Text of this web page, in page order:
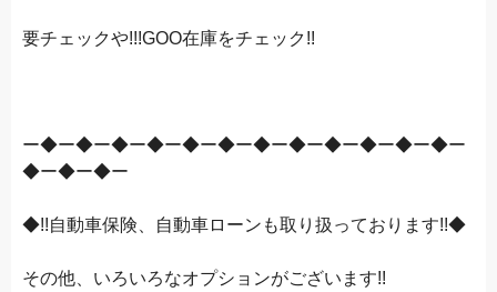
要チェックや!!!GOO在庫をチェック!!
ー◆ー◆ー◆ー◆ー◆ー◆ー◆ー◆ー◆ー◆ー◆ー◆ー
◆ー◆ー◆ー
◆!!自動車保険、自動車ローンも取り扱っております!!◆
その他、いろいろなオプションがございます!!